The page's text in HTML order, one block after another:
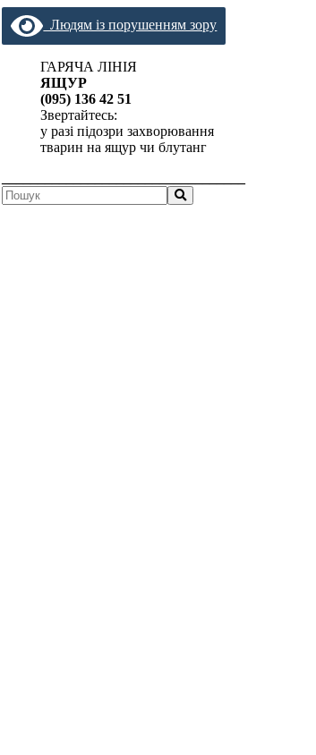
Людям із порушенням зору
ГАРЯЧА ЛІНІЯ
ЯЩУР
(095) 136 42 51
Звертайтесь:
у разі підозри захворювання
тварин на ящур чи блутанг